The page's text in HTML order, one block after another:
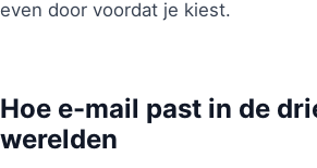
even door voordat je kiest.
Hoe e-mail past in de
werelden